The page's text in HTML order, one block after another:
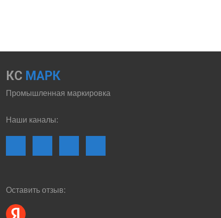
КС МАРК
Промышленная маркировка
Наши каналы:
Оставить отзыв: